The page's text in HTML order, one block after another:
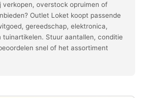
verkopen, overstock opruimen of
Outlet Loket koopt passende
gereedschap, elektronica,
tuinartikelen. Stuur aantallen, conditie
snel of het assortiment